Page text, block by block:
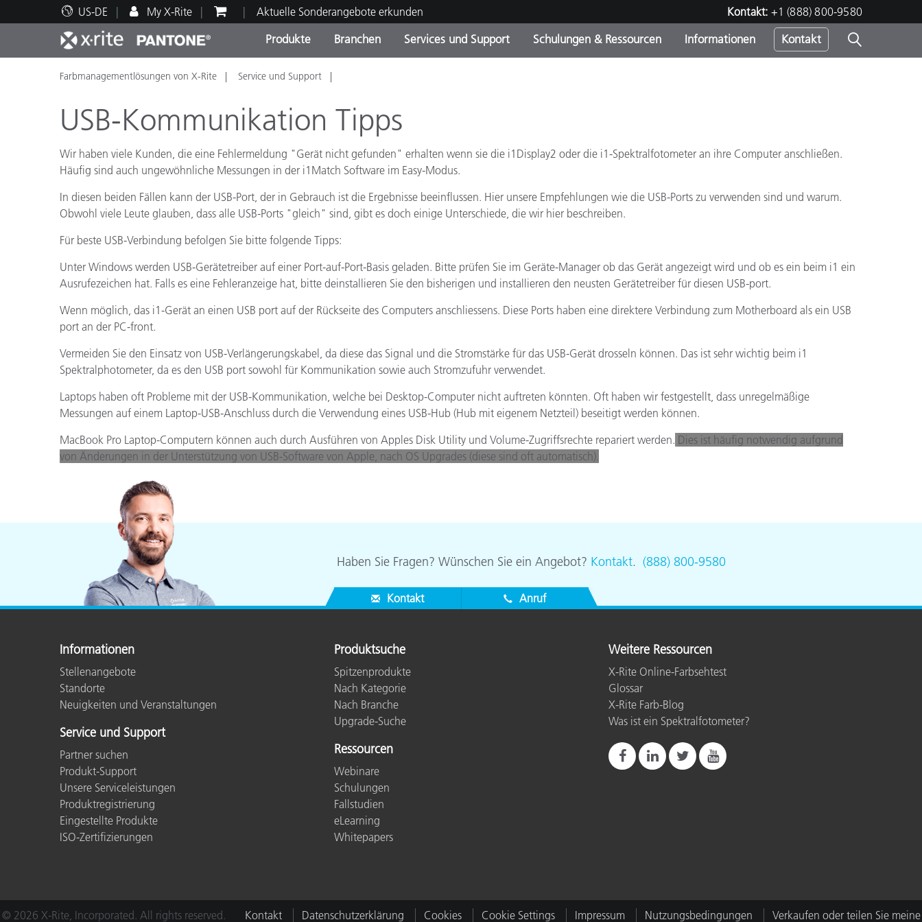
US-DE My X-Rite Aktuelle Sonderangebote erkunden Kontakt: +1 (888) 800-9580
Produkte
Spitzenprodukte Produktkategorien
Online Store
Branchen
Druck und Verpackung
Automobil
Kunststoff
Anstrichmittel und Lacke
Textil
Kosmetikhersteller
Verbrauchsgüter
Biowissenschaften
Unterhaltungselektronik
Baumaterialien
Gebrauchsgüter
Services und Support
Technischer Support Service und Wartung
Schulungen & Ressourcen
Pädagogische Ressourcen Ausbildung
Weitere Ressourcen
Informationen Kontakt
Farbmanagementlösungen von X-Rite Service und Support
USB-Kommunikation Tipps
Wir haben viele Kunden, die eine Fehlermeldung "Gerät nicht gefunden" erhalten wenn sie die i1Display2 oder die i1-Spektralfotometer an ihre Computer anschließen.
Häufig sind auch ungewöhnliche Messungen in der i1Match Software im Easy-Modus.
In diesen beiden Fällen kann der USB-Port, der in Gebrauch ist die Ergebnisse beeinflussen. Hier unsere Empfehlungen wie die USB-Ports zu verwenden sind und warum.
Obwohl viele Leute glauben, dass alle USB-Ports "gleich" sind, gibt es doch einige Unterschiede, die wir hier beschreiben.
Für beste USB-Verbindung befolgen Sie bitte folgende Tipps:
Unter Windows werden USB-Gerätetreiber auf einer Port-auf-Port-Basis geladen. Bitte prüfen Sie im Geräte-Manager ob das Gerät angezeigt wird und ob es ein beim i1 ein
Ausrufezeichen hat. Falls es eine Fehleranzeige hat, bitte deinstallieren Sie den bisherigen und installieren den neusten Gerätetreiber für diesen USB-port.
Wenn möglich, das i1-Gerät an einen USB port auf der Rückseite des Computers anschliessens. Diese Ports haben eine direktere Verbindung zum Motherboard als ein USB
port an der PC-front.
Vermeiden Sie den Einsatz von USB-Verlängerungskabel, da diese das Signal und die Stromstärke für das USB-Gerät drosseln können. Das ist sehr wichtig beim i1
Spektralphotometer, da es den USB port sowohl für Kommunikation sowie auch Stromzufuhr verwendet.
Laptops haben oft Probleme mit der USB-Kommunikation, welche bei Desktop-Computer nicht auftreten könnten. Oft haben wir festgestellt, dass unregelmäßige
Messungen auf einem Laptop-USB-Anschluss durch die Verwendung eines USB-Hub (Hub mit eigenem Netzteil) beseitigt werden können.
MacBook Pro Laptop-Computern können auch durch Ausführen von Apples Disk Utility und Volume-Zugriffsrechte repariert werden. Dies ist häufig notwendig aufgrund
von Änderungen in der Unterstützung von USB-Software von Apple, nach OS Upgrades (diese sind oft automatisch).
Haben Sie Fragen? Wünschen Sie ein Angebot? Kontakt. (888) 800-9580
Kontakt Anruf
Informationen
Stellenangebote
Standorte
Neuigkeiten und Veranstaltungen
Service und Support
Partner suchen
Produkt-Support
Unsere Serviceleistungen
Produktregistrierung
Eingestellte Produkte
ISO-Zertifizierungen
Produktsuche
Spitzenprodukte
Nach Kategorie
Nach Branche
Upgrade-Suche
Ressourcen
Webinare
Schulungen
Fallstudien
eLearning
Whitepapers
Weitere Ressourcen
X-Rite Online-Farbsehtest
Glossar
X-Rite Farb-Blog
Was ist ein Spektralfotometer?
© 2026 X-Rite, Incorporated. All rights reserved. Kontakt Datenschutzerklärung Cookies Cookie Settings Impressum Nutzungsbedingungen Verkaufen oder teilen Sie meine